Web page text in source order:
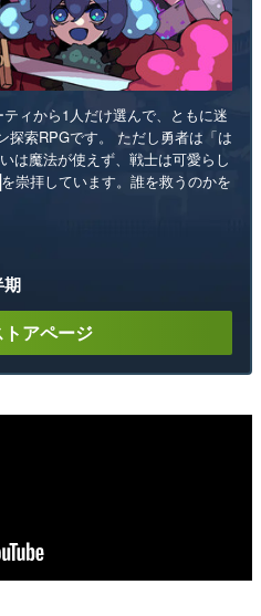
ィから1人だけ選んで、ともに迷
探索RPGです。 ただし勇者は「は
は魔法が使えず、戦士は可愛らし
崇拝しています。誰を救うのかを
期
アページ